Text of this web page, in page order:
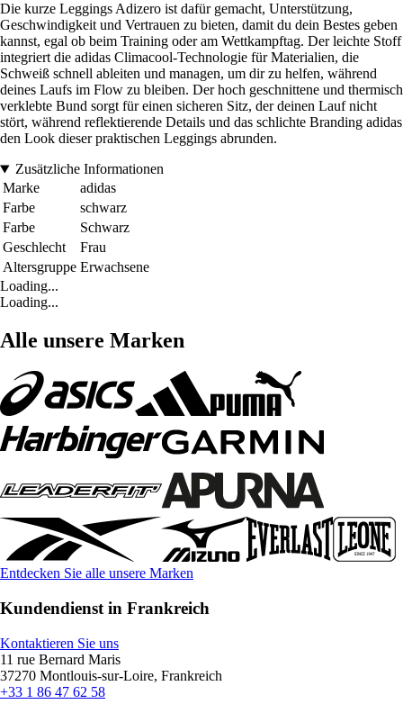
Die kurze Leggings Adizero ist dafür gemacht, Unterstützung,
Geschwindigkeit und Vertrauen zu bieten, damit du dein Bestes geben
kannst, egal ob beim Training oder am Wettkampftag. Der leichte Stoff
integriert die adidas Climacool-Technologie für Materialien, die
Schweiß schnell ableiten und managen, um dir zu helfen, während
deines Laufs im Flow zu bleiben. Der hoch geschnittene und thermisch
verklebte Bund sorgt für einen sicheren Sitz, der deinen Lauf nicht
stört, während reflektierende Details und das schlichte Branding adidas
den Look dieser praktischen Leggings abrunden.
Zusätzliche Informationen
Marke
adidas
Farbe
schwarz
Farbe
Schwarz
Geschlecht
Frau
Altersgruppe Erwachsene
Loading...
Loading...
Alle unsere Marken
Entdecken Sie alle unsere Marken
Kundendienst in Frankreich
Kontaktieren Sie uns
11 rue Bernard Maris
37270 Montlouis-sur-Loire, Frankreich
+33 1 86 47 62 58